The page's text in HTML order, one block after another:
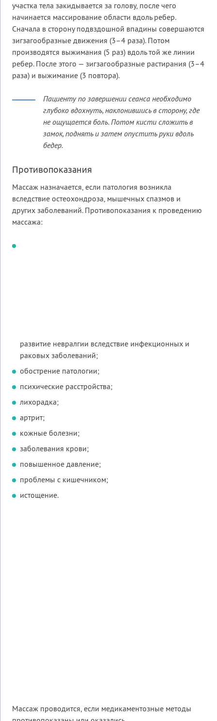
участка тела закидывается за голову, после чего
начинается массирование области вдоль ребер.
Сначала в сторону подвздошной впадины совершаются
зигзагообразные движения (3–4 раза). Потом
производятся выжимания (5 раз) вдоль той же линии
ребер. После этого — зигзагообразные растирания (3–4
раза) и выжимание (3 повтора).
Пациенту по завершении сеанса необходимо
глубоко вдохнуть, наклонившись в сторону, где
не ощущается боль. Потом кисти сложить в
замок, поднять и затем опустить руки вдоль
бедер.
Противопоказания
Массаж назначается, если патология возникла
вследствие остеохондроза, мышечных спазмов и
других заболеваний. Противопоказания к проведению
массажа:
развитие невралгии вследствие инфекционных и
раковых заболеваний;
обострение патологии;
психические расстройства;
лихорадка;
артрит;
кожные болезни;
заболевания крови;
повышенное давление;
проблемы с кишечником;
истощение.
Массаж проводится, если медикаментозные методы